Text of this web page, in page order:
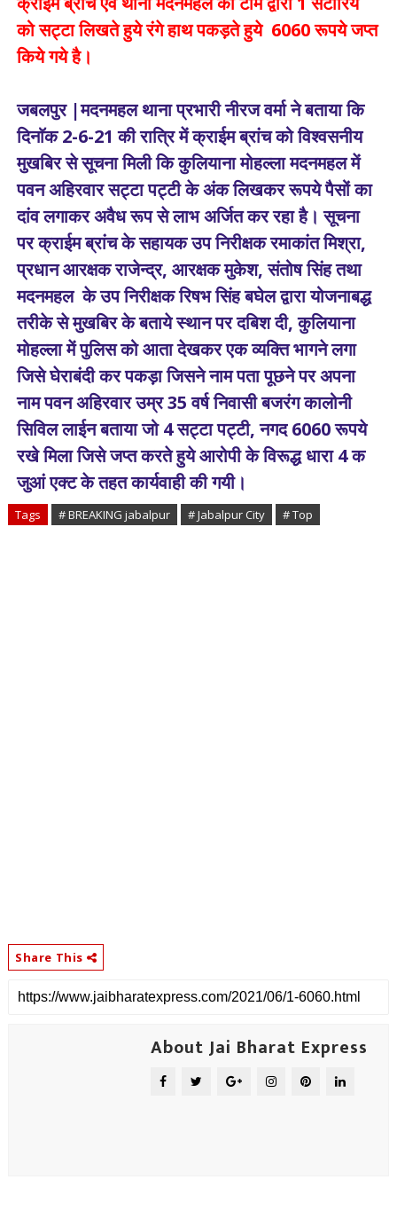
को सट्टा लिखते हुये रंगे हाथ पकड़ते हुये 6060 रूपये जप्त
किये गये है।
जबलपुर |मदनमहल थाना प्रभारी नीरज वर्मा ने बताया कि
दिनाॅक 2-6-21 की रात्रि में क्राईम ब्रांच को विश्वसनीय
मुखबिर से सूचना मिली कि कुलियाना मोहल्ला मदनमहल में
पवन अहिरवार सट्टा पट्टी के अंक लिखकर रूपये पैसों का
दांव लगाकर अवैध रूप से लाभ अर्जित कर रहा है। सूचना
पर क्राईम ब्रांच के सहायक उप निरीक्षक रमाकांत मिश्रा,
प्रधान आरक्षक राजेन्द्र, आरक्षक मुकेश, संतोष सिंह तथा
मदनमहल के उप निरीक्षक रिषभ सिंह बघेल द्वारा योजनाबद्ध
तरीके से मुखबिर के बताये स्थान पर दबिश दी, कुलियाना
मोहल्ला में पुलिस को आता देखकर एक व्यक्ति भागने लगा
जिसे घेराबंदी कर पकड़ा जिसने नाम पता पूछने पर अपना
नाम पवन अहिरवार उम्र 35 वर्ष निवासी बजरंग कालोनी
सिविल लाईन बताया जो 4 सट्टा पट्टी, नगद 6060 रूपये
रखे मिला जिसे जप्त करते हुये आरोपी के विरूद्ध धारा 4 क
जुआं एक्ट के तहत कार्यवाही की गयी।
Tags # BREAKING jabalpur # Jabalpur City # Top
Share This
About Jai Bharat Express